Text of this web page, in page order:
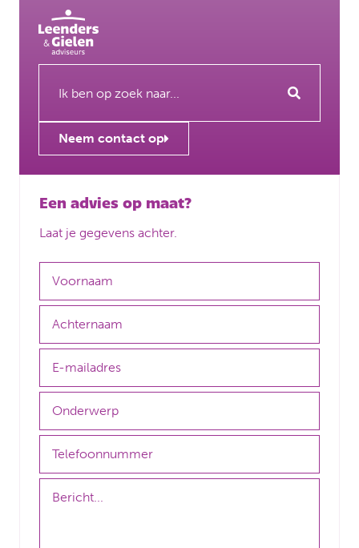
Neem contact op
Een advies op maat?
Laat je gegevens achter.